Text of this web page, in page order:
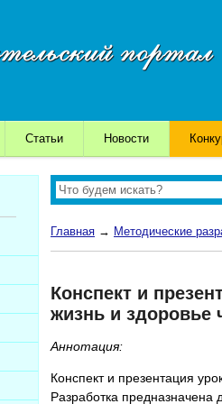
Статьи Новости
Главная → Методические
Конспект и
жизнь и здоровье
Аннотация:
Конспект и презентация
Разработка